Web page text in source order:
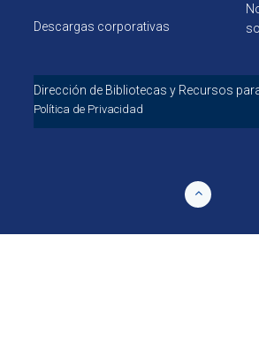
Descargas corporativas
Dirección de Bibliotecas y
Política de Privacidad